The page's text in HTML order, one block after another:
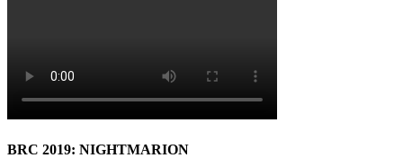
BRC 2019: NIGHTMARION